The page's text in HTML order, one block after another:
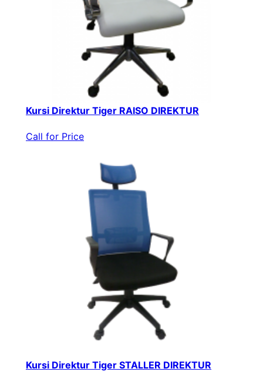
Kursi Direktur Tiger RAISO DIREKTUR
Call for Price
Kursi Direktur Tiger STALLER DIREKTUR